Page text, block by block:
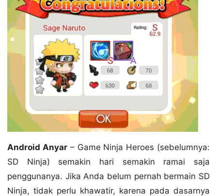
Android Anyar– Game Ninja Heroes (sebelumnya:
SD Ninja) semakin hari semakin ramai saja
penggunanya. Jika Anda belum pernah bermain SD
Ninja, tidak perlu khawatir, karena pada dasarnya